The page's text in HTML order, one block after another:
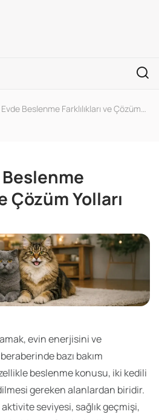
Beslenme Farklılıkları ve Çözüm
Çözüm Yolları
evin enerjisini ve
bazı bakım
beslenme konusu, iki kedili
gereken alanlardan biridir.
seviyesi, sağlık geçmişi,